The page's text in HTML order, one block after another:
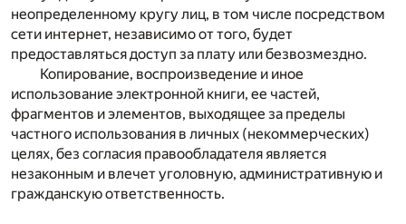
неопределенному кругу лиц, в том числе посредством
сети интернет, независимо от того, будет
предоставляться доступ за плату или безвозмездно.
Копирование, воспроизведение и иное
использование электронной книги, ее частей,
фрагментов и элементов, выходящее за пределы
частного использования в личных (некоммерческих)
целях, без согласия правообладателя является
незаконным и влечет уголовную, административную и
гражданскую ответственность.